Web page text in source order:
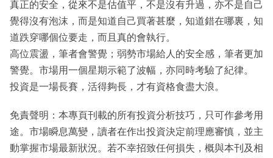
真正的安全，從來不是估值平，不是沒有升過，亦不是自己
覺得沒有泡沫，而是知道自己買著甚麼，知道錯在哪裏，知
道跌穿哪個位要走，而且真的會執行。
高位震盪，筆者會警覺；弱勢市場給人的安全感，筆者更加
警覺。市場用一個星期示範了波幅，亦同時考驗了紀律。
投資是一場長賽，活得夠長，才有資格食盡大浪。
免責聲明：本專頁刊載的所有投資分析技巧，只可作參考用
途。市場瞬息萬變，讀者在作出投資決定前理應審慎，並主
動掌握市場最新狀況。若不幸招致任何損失，概與本刊及相